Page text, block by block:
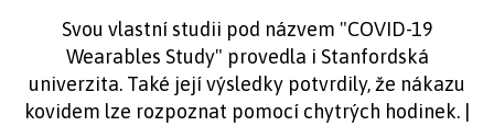
Svou vlastní studii pod názvem "COVID-19
Wearables Study" provedla i Stanfordská
univerzita. Také její výsledky potvrdily, že nákazu
kovidem lze rozpoznat pomocí chytrých hodinek. |